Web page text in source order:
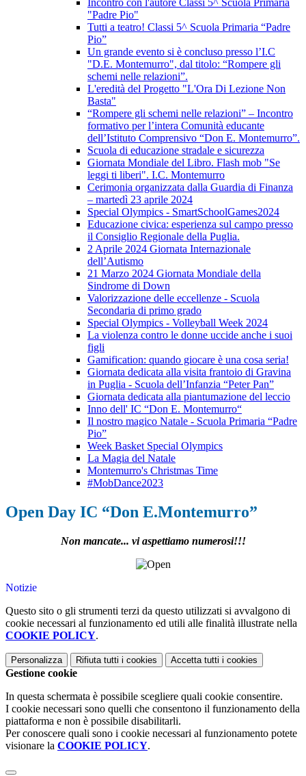
Incontro con l'autore Classi 5^ Scuola Primaria
"Padre Pio"
Tutti a teatro! Classi 5^ Scuola Primaria “Padre
Pio”
Un grande evento si è concluso presso l’I.C
"D.E. Montemurro", dal titolo: “Rompere gli
schemi nelle relazioni”.
L'eredità del Progetto "L'Ora Di Lezione Non
Basta"
“Rompere gli schemi nelle relazioni” – Incontro
formativo per l’intera Comunità educante
dell’Istituto Comprensivo “Don E. Montemurro”.
Scuola di educazione stradale e sicurezza
Giornata Mondiale del Libro. Flash mob "Se
leggi ti liberi". I.C. Montemurro
Cerimonia organizzata dalla Guardia di Finanza
– martedì 23 aprile 2024
Special Olympics - SmartSchoolGames2024
Educazione civica: esperienza sul campo presso
il Consiglio Regionale della Puglia.
2 Aprile 2024 Giornata Internazionale
dell’Autismo
21 Marzo 2024 Giornata Mondiale della
Sindrome di Down
Valorizzazione delle eccellenze - Scuola
Secondaria di primo grado
Special Olympics - Volleyball Week 2024
La violenza contro le donne uccide anche i suoi
figli
Gamification: quando giocare è una cosa seria!
Giornata dedicata alla visita frantoio di Gravina
in Puglia - Scuola dell’Infanzia “Peter Pan”
Giornata dedicata alla piantumazione del leccio
Inno dell' IC “Don E. Montemurro“
Il nostro magico Natale - Scuola Primaria “Padre
Pio”
Week Basket Special Olympics
La Magia del Natale
Montemurro's Christmas Time
#MobDance2023
Open Day IC “Don E.Montemurro”
Non mancate... vi aspettiamo numerosi!!!
Notizie
Questo sito o gli strumenti terzi da questo utilizzati si avvalgono di
cookie necessari al funzionamento ed utili alle finalità illustrate nella
COOKIE POLICY.
Personalizza Rifiuta tutti i cookies Accetta tutti i cookies
Gestione cookie
In questa schermata è possibile scegliere quali cookie consentire.
I cookie necessari sono quelli che consentono il funzionamento della
piattaforma e non è possibile disabilitarli.
Per conoscere quali sono i cookie necessari al funzionamento potete
visionare la COOKIE POLICY.